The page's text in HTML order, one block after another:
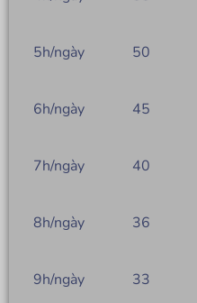
5h/ngày 50
6h/ngày 45
7h/ngày 40
8h/ngày 36
9h/ngày 33